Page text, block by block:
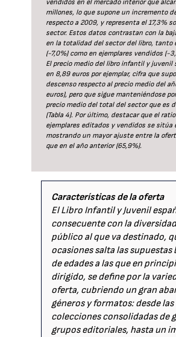
vendidos en el mercado interior que
millones, lo que supone un incremento
respecto a 2009, y representa el 17,3%
sector. Estos datos contrastan con la
en la totalidad del sector del libro, tanto
(-7,0%) como en ejemplares vendidos (-
El precio medio del libro infantil y juvenil
en 8,89 euros por ejemplar, cifra que
descenso respecto al precio medio del
euros), pero que sigue manteniéndose
precio medio del total del sector que es
(Tabla 4). Por último, destacar que el
ejemplares editados y vendidos se sitúa
mostrando un mayor ajuste entre la
que en el año anterior (65,9%).
Características de la oferta
El Libro Infantil y Juvenil
consecuente con la
público al que va destinado,
ocasiones salta las supuestas
de edades a las que en
dirigido, se define por la
oferta, cubriendo un gran
géneros y formatos: desde las
colecciones consolidadas de
grupos editoriales, hasta un